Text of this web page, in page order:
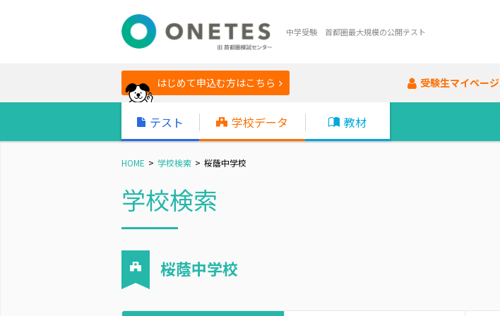
中学受験 首都圏最大規模の公開テスト
はじめて申込む方はこちら 受験生マイページ
テスト 学校データ 教材
HOME 学校検索 桜蔭中学校
学校検索
桜蔭中学校